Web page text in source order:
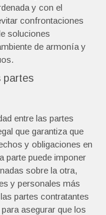
y con el
confrontaciones
soluciones
de armonía y
partes
entre las partes
que garantiza que
y obligaciones en
parte puede imponer
sobre la otra,
y personales más
partes contratantes
asegurar que los